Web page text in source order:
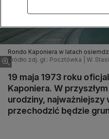
Rondo Kaponiera w latach
Źródło zdj. gł.: Pocztówka | W.
19 maja 1973 roku
Kaponiera. W
urodziny, najważniejszy
przechodzić będzie